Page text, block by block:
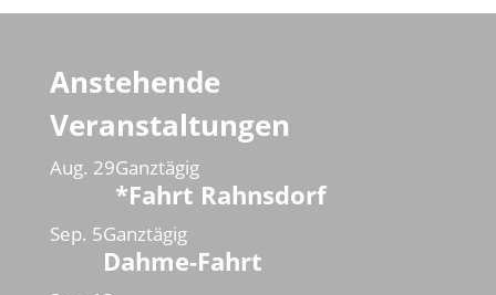
Anstehende
Veranstaltungen
Aug. 29Ganztägig
*Fahrt Rahnsdorf
Sep. 5Ganztägig
Dahme-Fahrt